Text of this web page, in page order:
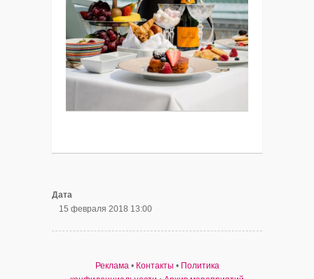
Дата
15 февраля 2018 13:00
Реклама• Контакты • Политика